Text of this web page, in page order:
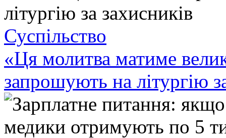
Суспільство
«Ця молитва матиме
запрошують на літургію